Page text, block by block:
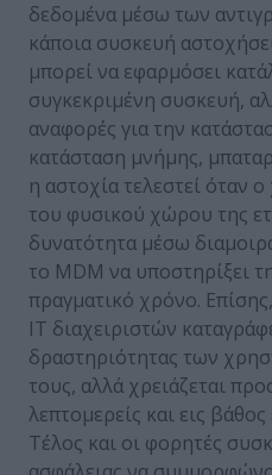
δεδομένα μέσω των
κάποια συσκευή
μπορεί να εφαρμόσει
συγκεκριμένη συσκευή,
αναφορές για την
κατάσταση μνήμης,
η αστοχία τελεστεί όταν
του φυσικού χώρου της
δυνατότητα μέσω
το MDM να υποστηρίξει
πραγματικό χρόνο.
ΙΤ διαχειριστών
δραστηριότητας των
τους, αλλά χρειάζεται
λεπτομερείς και εις
Τέλος και οι φορητές